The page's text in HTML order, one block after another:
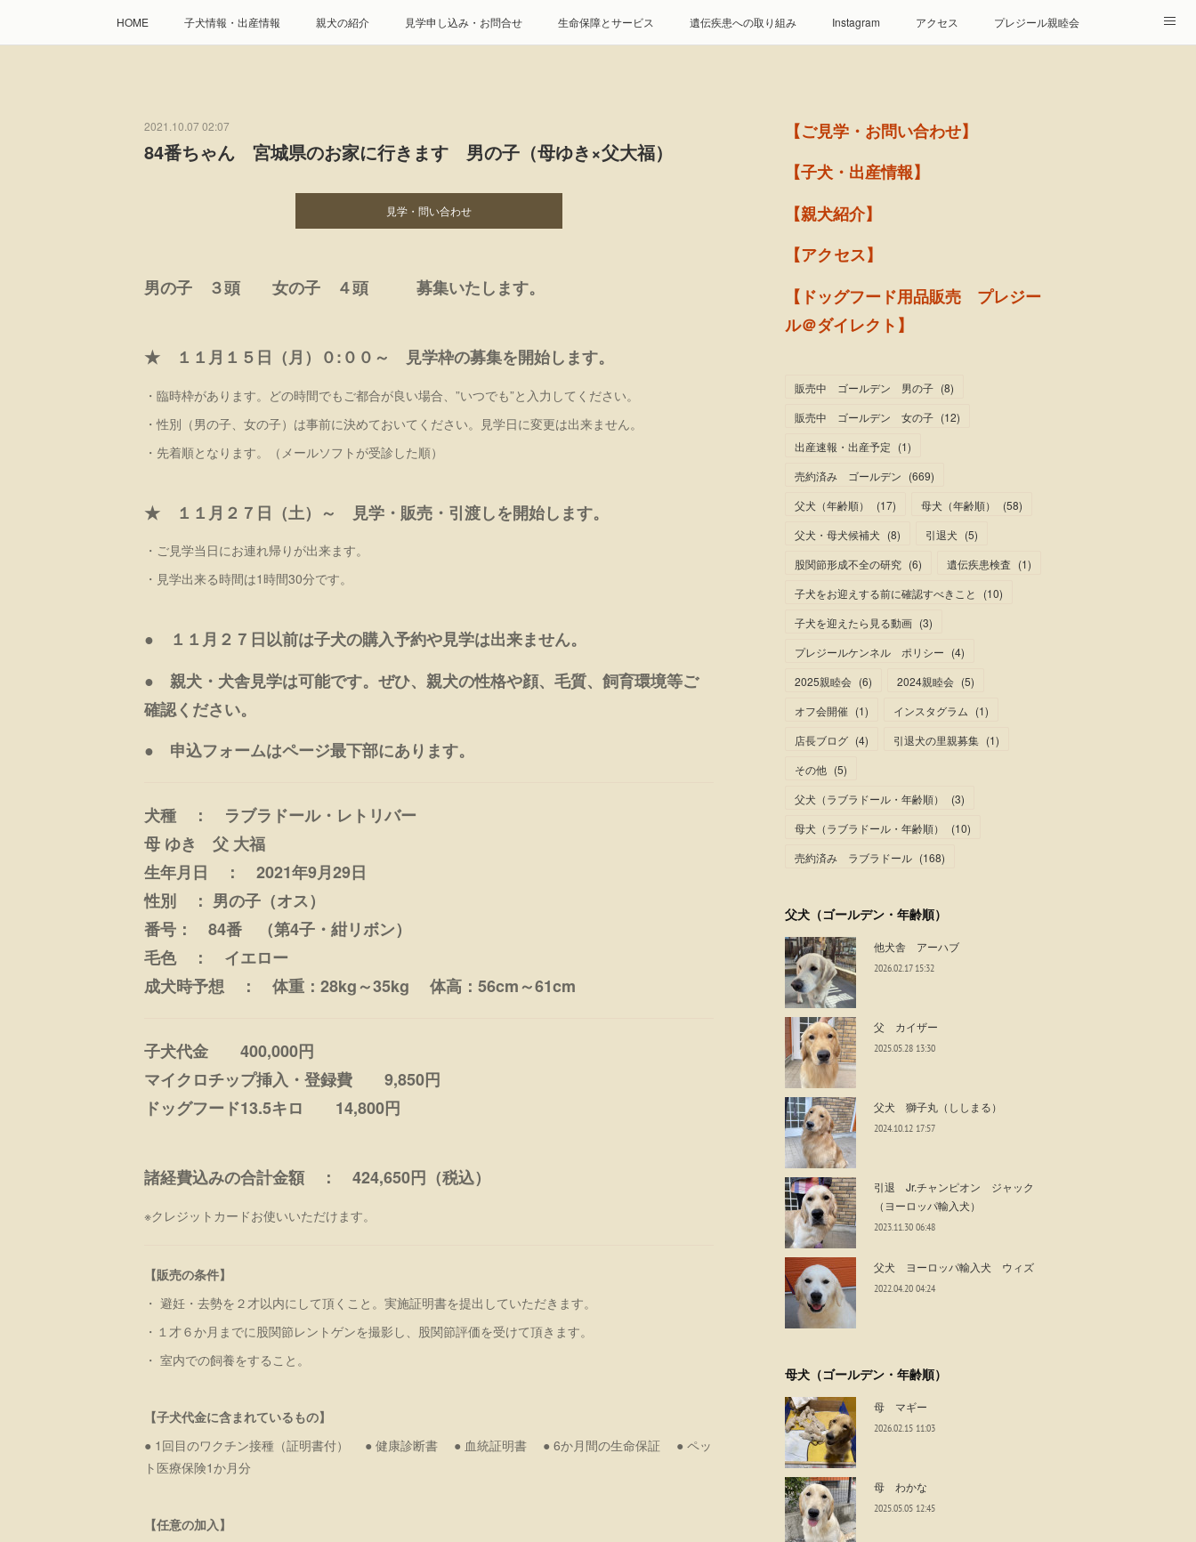
HOME 子犬情報・出産情報 親犬の紹介 見学申し込み・お問合せ 生命保障とサービス 遺伝疾患への取り組み Instagram アクセス プレジール親睦会
2021.10.07 02:07
84番ちゃん 宮城県のお家に行きます 男の子（母ゆき×父大福）
見学・問い合わせ
男の子 ３頭 女の子 ４頭 募集いたします。
★ １１月１５日（月）０:００～ 見学枠の募集を開始します。
・臨時枠があります。どの時間でもご都合が良い場合、”いつでも”と入力してください。
・性別（男の子、女の子）は事前に決めておいてください。見学日に変更は出来ません。
・先着順となります。（メールソフトが受診した順）
★ １１月２７日（土）～ 見学・販売・引渡しを開始します。
・ご見学当日にお連れ帰りが出来ます。
・見学出来る時間は1時間30分です。
● １１月２７日以前は子犬の購入予約や見学は出来ません。
● 親犬・犬舎見学は可能です。ぜひ、親犬の性格や顔、毛質、飼育環境等ご
確認ください。
● 申込フォームはページ最下部にあります。
犬種 ： ラブラドール・レトリバー
母 ゆき 父 大福
生年月日 ： 2021年9月29日
性別 ： 男の子（オス）
番号： 84番 （第4子・紺リボン）
毛色 ： イエロー
成犬時予想 ： 体重：28kg～35kg 体高：56cm～61cm
子犬代金 400,000円
マイクロチップ挿入・登録費 9,850円
ドッグフード13.5キロ 14,800円
諸経費込みの合計金額 ： 424,650円（税込）
※クレジットカードお使いいただけます。
【販売の条件】
・ 避妊・去勢を２才以内にして頂くこと。実施証明書を提出していただきます。
・１才６か月までに股関節レントゲンを撮影し、股関節評価を受けて頂きます。
・ 室内での飼養をすること。
【子犬代金に含まれているもの】
● 1回目のワクチン接種（証明書付） ● 健康診断書 ● 血統証明書 ● 6か月間の生命保証 ● ペッ
ト医療保険1か月分
【任意の加入】
【ご見学・お問い合わせ】
【子犬・出産情報】
【親犬紹介】
【アクセス】
【ドッグフード用品販売 プレジー
ル＠ダイレクト】
販売中 ゴールデン 男の子 (8)
販売中 ゴールデン 女の子 (12)
出産速報・出産予定 (1)
売約済み ゴールデン (669)
父犬（年齢順）
(17) 母犬（年齢順） (58)
父犬・母犬候補犬 (8) 引退犬 (5)
股関節形成不全の研究 (6) 遺伝疾患検査 (1)
子犬をお迎えする前に確認すべきこと
(10)
子犬を迎えたら見る動画 (3)
プレジールケンネル ポリシー (4)
2025親睦会 (6) 2024親睦会 (5)
オフ会開催 (1) インスタグラム (1)
店長ブログ (4) 引退犬の里親募集 (1)
その他 (5)
父犬（ラブラドール・年齢順）
(3)
母犬（ラブラドール・年齢順）
(10)
売約済み ラブラドール (168)
父犬（ゴールデン・年齢順）
他犬舎 アーハブ
2026.02.17 15:32
父 カイザー
2025.05.28 13:30
父犬 獅子丸（ししまる）
2024.10.12 17:57
引退 Jr.チャンピオン ジャック
（ヨーロッパ輸入犬）
2023.11.30 06:48
父犬 ヨーロッパ輸入犬 ウィズ
2022.04.20 04:24
母犬（ゴールデン・年齢順）
母 マギー
2026.02.15 11:03
母 わかな
2025.05.05 12:45